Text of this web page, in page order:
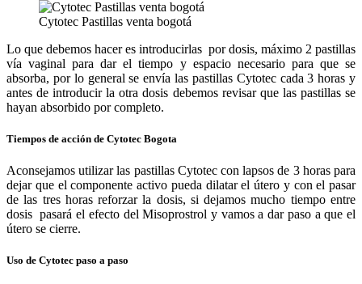
Cytotec Pastillas venta bogotá
Lo que debemos hacer es introducirlas por dosis, máximo 2 pastillas
vía vaginal para dar el tiempo y espacio necesario para que se
absorba, por lo general se envía las pastillas Cytotec cada 3 horas y
antes de introducir la otra dosis debemos revisar que las pastillas se
hayan absorbido por completo.
Tiempos de acción de Cytotec Bogota
Aconsejamos utilizar las pastillas Cytotec con lapsos de 3 horas para
dejar que el componente activo pueda dilatar el útero y con el pasar
de las tres horas reforzar la dosis, si dejamos mucho tiempo entre
dosis pasará el efecto del Misoprostrol y vamos a dar paso a que el
útero se cierre.
Uso de Cytotec paso a paso